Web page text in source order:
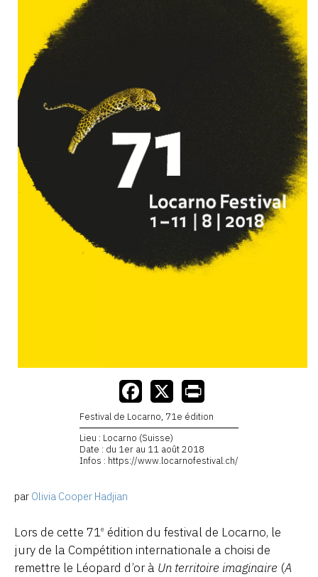
Festival de Locarno, 71e édition
Lieu : Locarno (Suisse)
Date : du 1er au 11 août 2018
Infos : https://www.locarnofestival.ch/
par Olivia Cooper Hadjian
Lors de cette 71e édition du festival de Locarno, le
jury de la Compétition internationale a choisi de
remettre le Léopard d’or à Un territoire imaginaire (A